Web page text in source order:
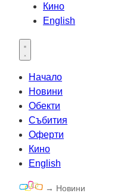
Кино
English
Open main menu
Начало
Новини
Обекти
Събития
Оферти
Кино
English
→ Новини